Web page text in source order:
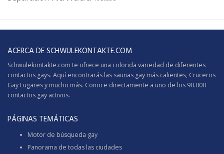
ACERCA DE SCHWULEKONTAKTE.COM
Schwulekontakte.com te ofrece una colorida variedad de diferentes
contactos gays. Aquí encontrarás las saunas gay más calientes, Cruceros
Gay Lugares y mucho más. Conoce directamente a uno de los 90.000
contactos gay activos.
PÁGINAS TEMÁTICAS
Motor de búsqueda gay
Panorama de todas las ciudades